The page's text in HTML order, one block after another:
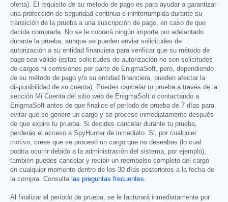
oferta). El requisito de su método de pago es para ayudar a garantizar
una protección de seguridad continua e ininterrumpida durante su
transición de la prueba a una suscripción de pago, en caso de que
decida comprarla. No se le cobrará ningún importe por adelantado
durante la prueba, aunque se pueden enviar solicitudes de
autorización a su entidad financiera para verificar que su método de
pago sea válido (estas solicitudes de autorización no son solicitudes
de cargos ni comisiones por parte de EnigmaSoft, pero, dependiendo
de su método de pago y/o su entidad financiera, pueden afectar la
disponibilidad de su cuenta). Puedes cancelar tu prueba a través de la
sección Mi Cuenta del sitio web de EnigmaSoft o contactando a
EnigmaSoft antes de que finalice el período de prueba de 7 días para
evitar que se genere un cargo y se procese inmediatamente después
de que expire tu prueba. Si decides cancelar durante tu prueba,
perderás el acceso a SpyHunter de inmediato. Si, por cualquier
motivo, crees que se procesó un cargo que no deseabas (lo cual
podría ocurrir debido a la administración del sistema, por ejemplo),
también puedes cancelar y recibir un reembolso completo del cargo
en cualquier momento dentro de los 30 días posteriores a la fecha de
la compra. Consulta las preguntas frecuentes.
Al finalizar el período de prueba, se le facturará inmediatamente por